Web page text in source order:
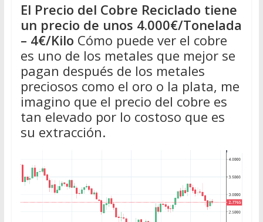
El Precio del Cobre Reciclado tiene
un precio de unos 4.000€/Tonelada
– 4€/Kilo Cómo puede ver el cobre
es uno de los metales que mejor se
pagan después de los metales
preciosos como el oro o la plata, me
imagino que el precio del cobre es
tan elevado por lo costoso que es
su extracción.